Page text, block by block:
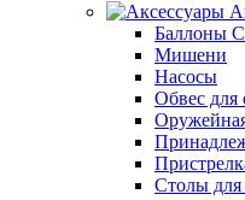
Баллоны
Мишени
Насосы
Обвес для
Столы для